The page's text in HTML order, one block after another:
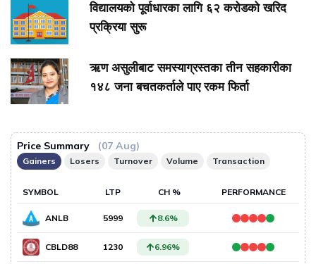
विद्यालयको पूर्वाधारका लागि ६२ करोडको खरिद
प्रक्रिया सुरू
ऋण असुलीबाट समस्याग्रस्तका तीन सहकारीका
१४८ जना बचतकर्ताले पाए रकम फिर्ता